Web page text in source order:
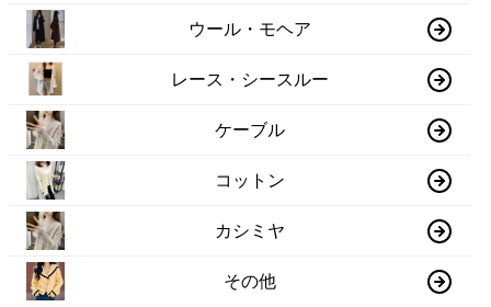
ウール・モヘア
レース・シースルー
ケーブル
コットン
カシミヤ
その他